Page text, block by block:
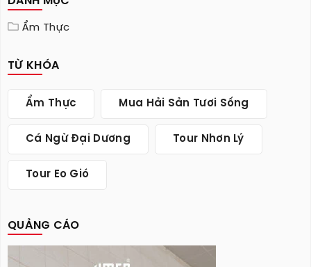
Ẩm Thực
TỪ KHÓA
Ẩm Thực Mua Hải Sản Tươi Sống
Cá Ngừ Đại Dương Tour Nhơn Lý
Tour Eo Gió
QUẢNG CÁO